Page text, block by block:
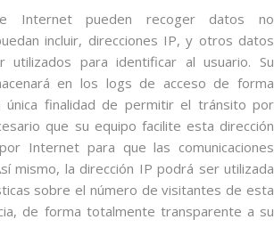
Internet pueden recoger datos no
incluir, direcciones IP, y otros datos
utilizados para identificar al usuario. Su
en los logs de acceso de forma
única finalidad de permitir el tránsito por
que su equipo facilite esta dirección
Internet para que las comunicaciones
mismo, la dirección IP podrá ser utilizada
sobre el número de visitantes de esta
de forma totalmente transparente a su